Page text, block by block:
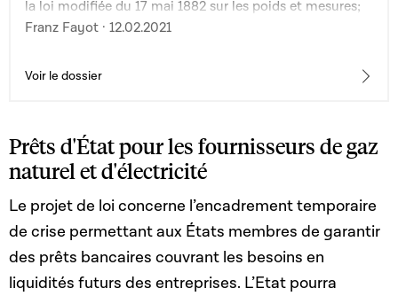
la loi modifiée du 17 mai 1882 sur les poids et mesures;
3° de la loi du 26 janvier 1922 portant certaines
Franz Fayot · 12.02.2021
Voir le dossier
Prêts d'État pour les fournisseurs de gaz
naturel et d'électricité
Le projet de loi concerne l’encadrement temporaire
de crise permettant aux États membres de garantir
des prêts bancaires couvrant les besoins en
liquidités futurs des entreprises. L’Etat pourra